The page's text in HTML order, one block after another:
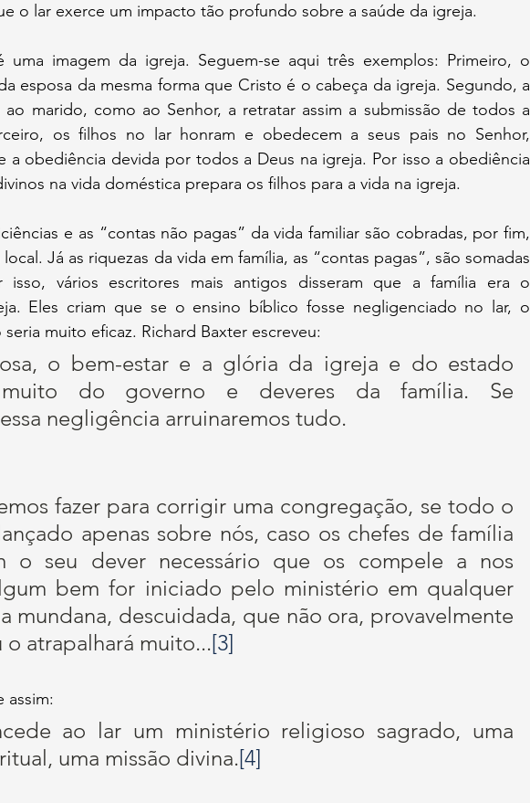
o lar exerce um impacto tão profundo sobre a saúde da igreja.
imagem da igreja. Seguem-se aqui três exemplos: Primeiro, o
esposa da mesma forma que Cristo é o cabeça da igreja. Segundo, a
ao marido, como ao Senhor, a retratar assim a submissão de todos a
os filhos no lar honram e obedecem a seus pais no Senhor,
a obediência devida por todos a Deus na igreja. Por isso a obediência
na vida doméstica prepara os filhos para a vida na igreja.
e as “contas não pagas” da vida familiar são cobradas, por fim,
Já as riquezas da vida em família, as “contas pagas”, são somadas
isso, vários escritores mais antigos disseram que a família era o
Eles criam que se o ensino bíblico fosse negligenciado no lar, o
muito eficaz. Richard Baxter escreveu:
o bem-estar e a glória da igreja e do estado
muito do governo e deveres da família. Se
negligência arruinaremos tudo.
fazer para corrigir uma congregação, se todo o
apenas sobre nós, caso os chefes de família
o seu dever necessário que os compele a nos
bem for iniciado pelo ministério em qualquer
mundana, descuidada, que não ora, provavelmente
o atrapalhará muito...[3]
assim:
ao lar um ministério religioso sagrado, uma
uma missão divina.[4]